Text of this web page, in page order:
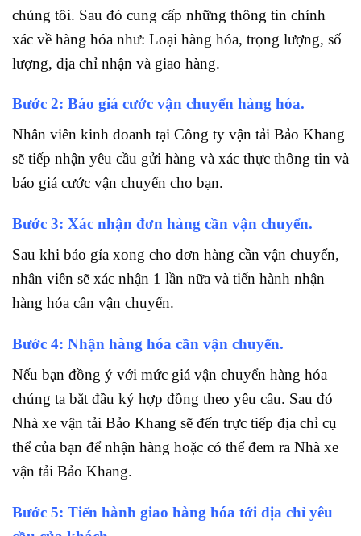
chúng tôi. Sau đó cung cấp những thông tin chính
xác về hàng hóa như: Loại hàng hóa, trọng lượng, số
lượng, địa chỉ nhận và giao hàng.
Bước 2: Báo giá cước vận chuyển hàng hóa.
Nhân viên kinh doanh tại Công ty vận tải Bảo Khang
sẽ tiếp nhận yêu cầu gửi hàng và xác thực thông tin và
báo giá cước vận chuyển cho bạn.
Bước 3: Xác nhận đơn hàng cần vận chuyển.
Sau khi báo gía xong cho đơn hàng cần vận chuyển,
nhân viên sẽ xác nhận 1 lần nữa và tiến hành nhận
hàng hóa cần vận chuyển.
Bước 4: Nhận hàng hóa cần vận chuyển.
Nếu bạn đồng ý với mức giá vận chuyển hàng hóa
chúng ta bắt đầu ký hợp đồng theo yêu cầu. Sau đó
Nhà xe vận tải Bảo Khang sẽ đến trực tiếp địa chỉ cụ
thể của bạn để nhận hàng hoặc có thể đem ra Nhà xe
vận tải Bảo Khang.
Bước 5: Tiến hành giao hàng hóa tới địa chỉ yêu